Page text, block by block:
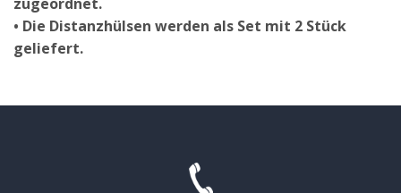
zugeordnet.
• Die Distanzhülsen werden als Set mit 2 Stück
geliefert.